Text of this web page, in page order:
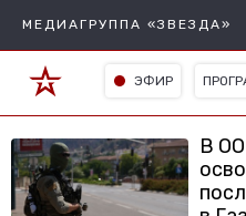
МЕДИАГРУППА «ЗВЕЗДА»
ЭФИР
В